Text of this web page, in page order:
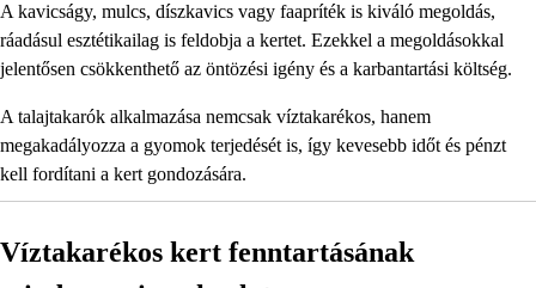
A kavicságy, mulcs, díszkavics vagy faapríték is kiváló megoldás,
ráadásul esztétikailag is feldobja a kertet. Ezekkel a megoldásokkal
jelentősen csökkenthető az öntözési igény és a karbantartási költség.
A talajtakarók alkalmazása nemcsak víztakarékos, hanem
megakadályozza a gyomok terjedését is, így kevesebb időt és pénzt
kell fordítani a kert gondozására.
Víztakarékos kert fenntartásának